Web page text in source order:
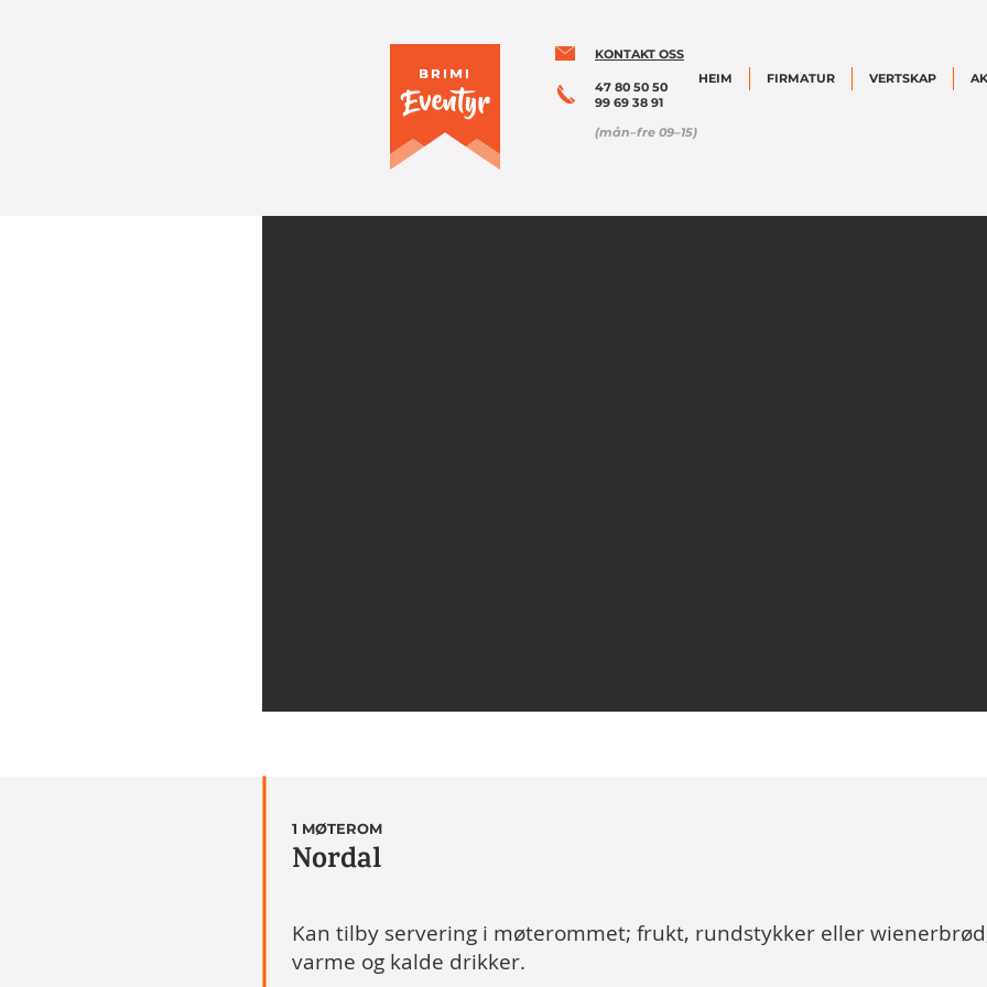
KONTAKT OSS
47 80 50 50
99 69 38 91
HEIM FIRMATUR VERTSKAP
(mån–fre 09–15)
1 MØTEROM
Nordal
Kan tilby servering i møterommet; frukt, rundstykker eller
varme og kalde drikker.